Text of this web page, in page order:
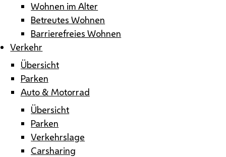
Wohnen im Alter
Betreutes Wohnen
Barrierefreies Wohnen
Verkehr
Übersicht
Parken
Auto & Motorrad
Übersicht
Parken
Verkehrslage
Carsharing